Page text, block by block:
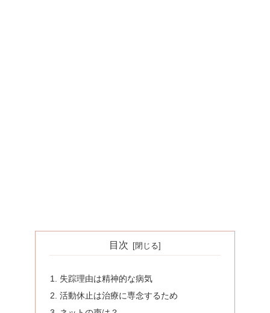
目次
失踪理由は精神的な病気
活動休止は治療に専念するため